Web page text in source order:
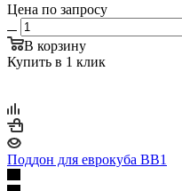
Цена по запросу
В корзину
Купить в 1 клик
Поддон для еврокуба BB1